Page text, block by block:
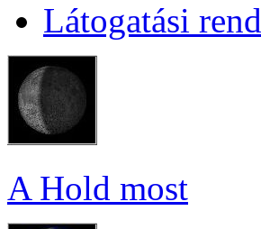
Lá­to­ga­tá­si rend
A Hold most